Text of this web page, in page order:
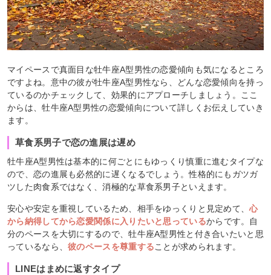
マイペースで真面目な牡牛座A型男性の恋愛傾向も気になるところ
ですよね。意中の彼が牡牛座A型男性なら、どんな恋愛傾向を持っ
ているのかチェックして、効果的にアプローチしましょう。ここ
からは、牡牛座A型男性の恋愛傾向について詳しくお伝えしていき
ます。
草食系男子で恋の進展は遅め
牡牛座A型男性は基本的に何ごとにもゆっくり慎重に進むタイプな
ので、恋の進展も必然的に遅くなるでしょう。性格的にもガツガ
ツした肉食系ではなく、消極的な草食系男子といえます。
安心や安定を重視しているため、相手をゆっくりと見定めて、心
から納得してから恋愛関係に入りたいと思っているからです。自
分のペースを大切にするので、牡牛座A型男性と付き合いたいと思
っているなら、彼のペースを尊重すること が求められます。
LINEはまめに返すタイプ